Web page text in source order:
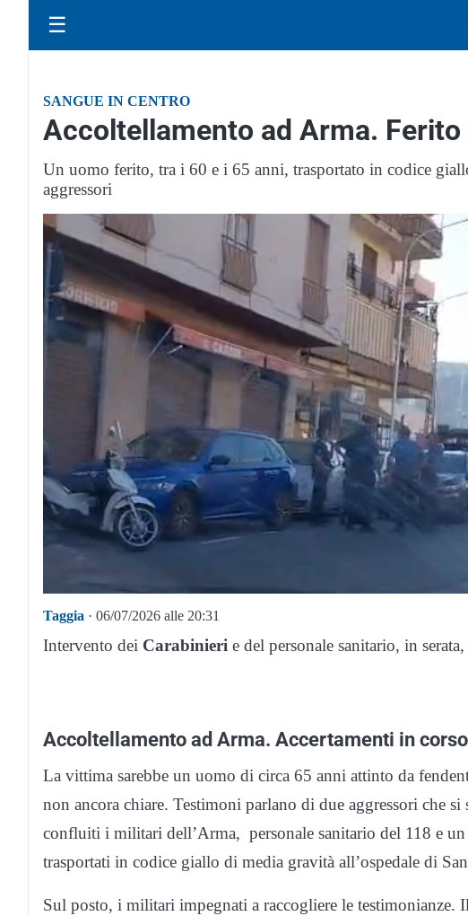
☰
SANGUE IN CENTRO
Accoltellamento ad Arma. Ferito
Un uomo ferito, tra i 60 e i 65 anni, trasportato in codice
aggressori
Taggia · 06/07/2026 alle 20:31
Intervento dei Carabinieri e del personale sanitario, in serata,
Accoltellamento ad Arma. Accertamenti in corso
La vittima sarebbe un uomo di circa 65 anni attinto da
non ancora chiare. Testimoni parlano di due aggressori che
confluiti i militari dell’Arma, personale sanitario del 118 e
trasportati in codice giallo di media gravità all’ospedale di
Sul posto, i militari impegnati a raccogliere le testimonianze.